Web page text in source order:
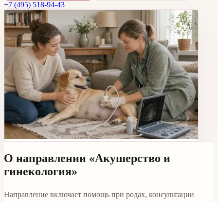
+7 (495) 518-94-43
О направлении «Акушерство и
гинекология»
Направление включает помощь при родах, консультации